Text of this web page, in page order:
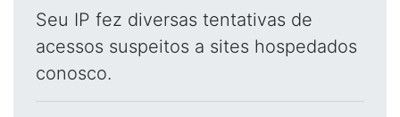
Seu IP fez diversas tentativas de
acessos suspeitos a sites hospedados
conosco.